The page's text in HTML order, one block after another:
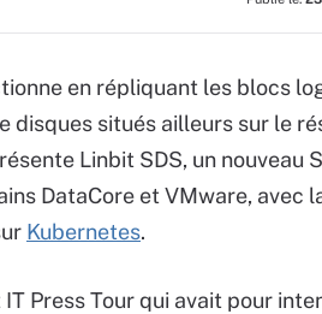
en répliquant les blocs
disques situés ailleurs sur le
Linbit SDS, un nouveau
DataCore et VMware, avec
Kubernetes.
Press Tour qui avait pour